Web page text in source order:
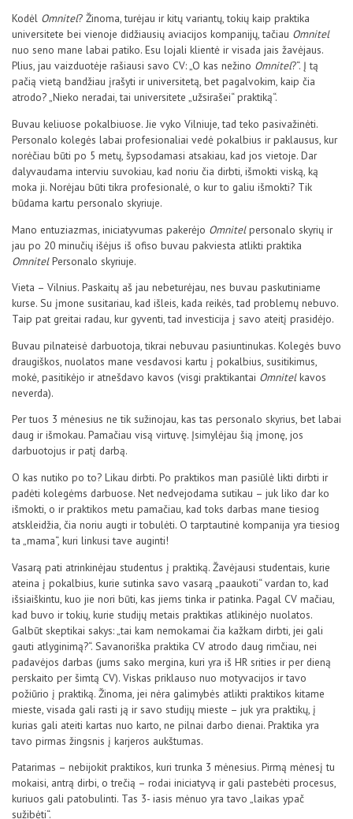
Kodėl Omnitel? Žinoma, turėjau ir kitų variantų, tokių kaip praktika
universitete bei vienoje didžiausių aviacijos kompanijų, tačiau Omnitel
nuo seno mane labai patiko. Esu lojali klientė ir visada jais žavėjaus.
Plius, jau vaizduotėje rašiausi savo CV: „O kas nežino Omnitel?“. Į tą
pačią vietą bandžiau įrašyti ir universitetą, bet pagalvokim, kaip čia
atrodo? „Nieko neradai, tai universitete „užsirašei“ praktiką“.
Buvau keliuose pokalbiuose. Jie vyko Vilniuje, tad teko pasivažinėti.
Personalo kolegės labai profesionaliai vedė pokalbius ir paklausus, kur
norėčiau būti po 5 metų, šypsodamasi atsakiau, kad jos vietoje. Dar
dalyvaudama interviu suvokiau, kad noriu čia dirbti, išmokti viską, ką
moka ji. Norėjau būti tikra profesionalė, o kur to galiu išmokti? Tik
būdama kartu personalo skyriuje.
Mano entuziazmas, iniciatyvumas pakerėjo Omnitelpersonalo skyrių ir
jau po 20 minučių išėjus iš ofiso buvau pakviesta atlikti praktika
OmnitelPersonalo skyriuje.
Vieta – Vilnius. Paskaitų aš jau nebeturėjau, nes buvau paskutiniame
kurse. Su įmone susitariau, kad išleis, kada reikės, tad problemų nebuvo.
Taip pat greitai radau, kur gyventi, tad investicija į savo ateitį prasidėjo.
Buvau pilnateisė darbuotoja, tikrai nebuvau pasiuntinukas. Kolegės buvo
draugiškos, nuolatos mane vesdavosi kartu į pokalbius, susitikimus,
mokė, pasitikėjo ir atnešdavo kavos (visgi praktikantai Omnitelkavos
neverda).
Per tuos 3 mėnesius ne tik sužinojau, kas tas personalo skyrius, bet labai
daug ir išmokau. Pamačiau visą virtuvę. Įsimylėjau šią įmonę, jos
darbuotojus ir patį darbą.
O kas nutiko po to? Likau dirbti. Po praktikos man pasiūlė likti dirbti ir
padėti kolegėms darbuose. Net nedvejodama sutikau – juk liko dar ko
išmokti, o ir praktikos metu pamačiau, kad toks darbas mane tiesiog
atskleidžia, čia noriu augti ir tobulėti. O tarptautinė kompanija yra tiesiog
ta „mama“, kuri linkusi tave auginti!
Vasarą pati atrinkinėjau studentus į praktiką. Žavėjausi studentais, kurie
ateina į pokalbius, kurie sutinka savo vasarą „paaukoti“ vardan to, kad
išsiaiškintu, kuo jie nori būti, kas jiems tinka ir patinka. Pagal CV mačiau,
kad buvo ir tokių, kurie studijų metais praktikas atlikinėjo nuolatos.
Galbūt skeptikai sakys: „tai kam nemokamai čia kažkam dirbti, jei gali
gauti atlyginimą?“. Savanoriška praktika CV atrodo daug rimčiau, nei
padavėjos darbas (jums sako mergina, kuri yra iš HR srities ir per dieną
perskaito per šimtą CV). Viskas priklauso nuo motyvacijos ir tavo
požiūrio į praktiką. Žinoma, jei nėra galimybės atlikti praktikos kitame
mieste, visada gali rasti ją ir savo studijų mieste – juk yra praktikų, į
kurias gali ateiti kartas nuo karto, ne pilnai darbo dienai. Praktika yra
tavo pirmas žingsnis į karjeros aukštumas.
Patarimas – nebijokit praktikos, kuri trunka 3 mėnesius. Pirmą mėnesį tu
mokaisi, antrą dirbi, o trečią – rodai iniciatyvą ir gali pastebėti procesus,
kuriuos gali patobulinti. Tas 3- iasis mėnuo yra tavo „laikas ypač
sužibėti“.